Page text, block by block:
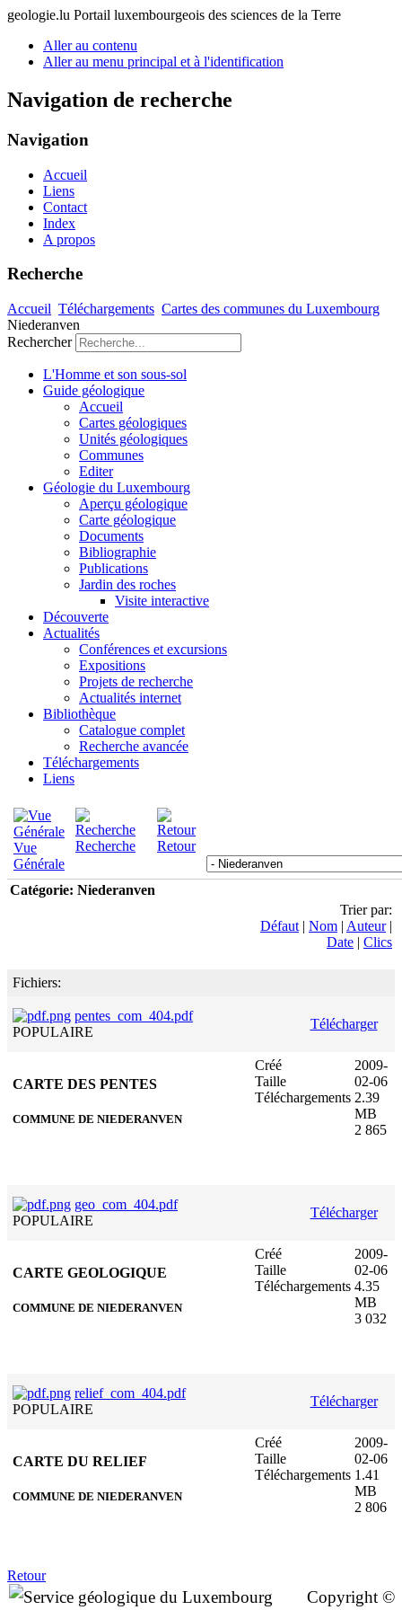
geologie.lu Portail luxembourgeois des sciences de la Terre
Aller au contenu
Aller au menu principal et à l'identification
Navigation de recherche
Navigation
Accueil
Liens
Contact
Index
A propos
Recherche
Accueil Téléchargements Cartes des communes du Luxembourg
Niederanven
Rechercher
L'Homme et son sous-sol
Guide géologique
Accueil
Cartes géologiques
Unités géologiques
Communes
Editer
Géologie du Luxembourg
Aperçu géologique
Carte géologique
Documents
Bibliographie
Publications
Jardin des roches
Visite interactive
Découverte
Actualités
Conférences et excursions
Expositions
Projets de recherche
Actualités internet
Bibliothèque
Catalogue complet
Recherche avancée
Téléchargements
Liens
Vue
Générale
Recherche Retour
Catégorie: Niederanven
Trier par:
Défaut | Nom | Auteur|
Date | Clics
Fichiers:
pentes_com_404.pdf
POPULAIRE
Télécharger
CARTE DES PENTES
COMMUNE DE NIEDERANVEN
Créé
Taille
Téléchargements
2009-
02-06
2.39
MB
2 865
geo_com_404.pdf
POPULAIRE
Télécharger
CARTE GEOLOGIQUE
COMMUNE DE NIEDERANVEN
Créé
Taille
Téléchargements
2009-
02-06
4.35
MB
3 032
relief_com_404.pdf
POPULAIRE
Télécharger
CARTE DU RELIEF
COMMUNE DE NIEDERANVEN
Créé
Taille
Téléchargements
2009-
02-06
1.41
MB
2 806
Retour
Copyright ©